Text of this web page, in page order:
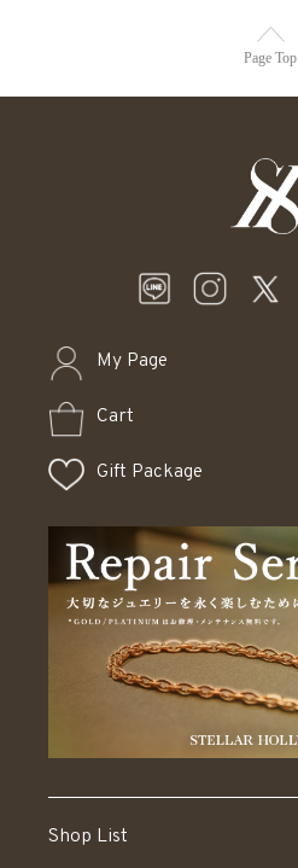
Page Top
My Page
Cart
Gift Package
Shop List